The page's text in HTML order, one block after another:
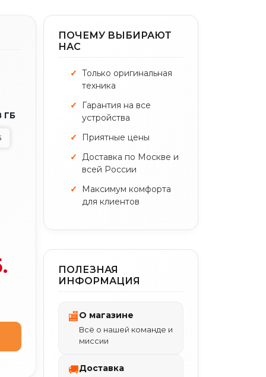
ГБ
ПОЧЕМУ ВЫБИРАЮТ
НАС
Только оригинальная
техника
Гарантия на все
устройства
Приятные цены
Доставка по Москве и
всей России
Максимум комфорта
для клиентов
ПОЛЕЗНАЯ
ИНФОРМАЦИЯ
🏬О магазине
Всё о нашей команде и
миссии
🚚Доставка